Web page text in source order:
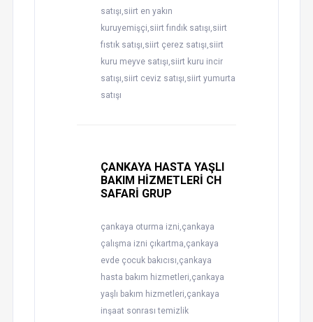
satışı,siirt en yakın
kuruyemişçi,siirt fındık satışı,siirt
fıstık satışı,siirt çerez satışı,siirt
kuru meyve satışı,siirt kuru incir
satışı,siirt ceviz satışı,siirt yumurta
satışı
ÇANKAYA HASTA YAŞLI
BAKIM HİZMETLERİ CH
SAFARİ GRUP
çankaya oturma izni,çankaya
çalışma izni çıkartma,çankaya
evde çocuk bakıcısı,çankaya
hasta bakım hizmetleri,çankaya
yaşlı bakım hizmetleri,çankaya
inşaat sonrası temizlik